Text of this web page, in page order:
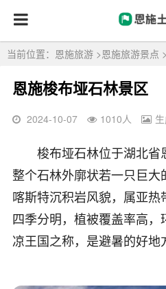
当前位置： 恩施旅游 >恩施旅游景点
恩施梭布垭石林景区
2024-10-07 1010 人
梭布垭石林位于湖北省
整个石林外廓状若一只巨
喀斯特沉积岩风貌，属亚
四季分明，植被覆盖率高
凉王国之称，是避暑的好地